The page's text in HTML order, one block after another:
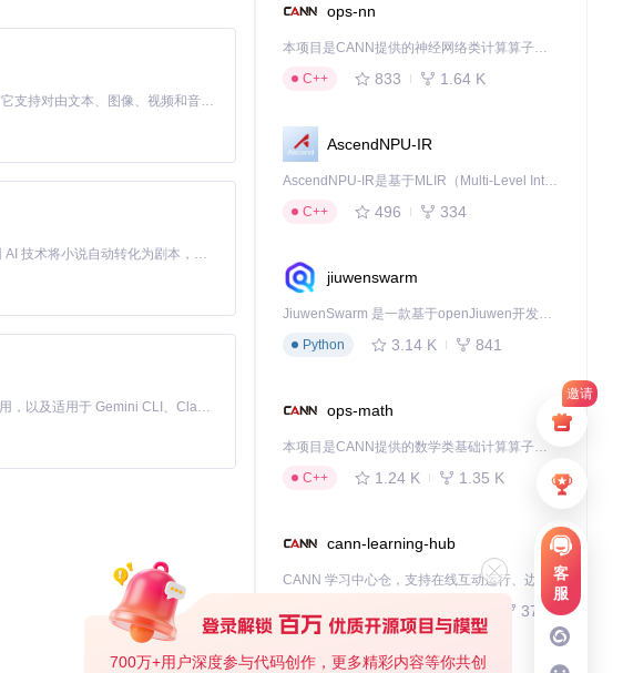
邀请
客
服
700万+用户深度参与代码创作，更多精彩内容等你共创
MiniMax H3 是一个通用的全模态生成系统。它支持对由文本、图像、视频和音频组成的多模态上下文进行统一理解，并能生成分辨率高达 2K、时长可达 15 秒的带原生立体声音频的视频。得益于面向任务泛化的系统设计，H3 在预训练阶段就已具备广泛的多模态上下文理解与生成能力，能够出色地执行复杂的多模态指令。
Toonflow 是一款 AI 短剧漫剧工具，能够利用 AI 技术将小说自动转化为剧本，并结合 AI 生成的图片和视频，实现高效的短剧创作。借助 Toonflow，可以轻松完成从文字到影像的全流程，让短剧制作变得更加智能与便捷。
免费、本地、开源的 24/7 全天候 Cowork 应用，以及适用于 Gemini CLI、Claude Code、Codex、OpenCode、Qwen Code、Goose CLI、Auggie 等的 OpenClaw | 🌟 喜欢就点star吧
ops-nn
本项目是CANN提供的神经网络类计算算子库，实现网络在NPU上加速计算。
C++
833 1.64 K
AscendNPU-IR
AscendNPU-IR是基于MLIR（Multi-Level Intermediate Representation）构建的，面向昇腾亲和算子编译时使用的中间表示，提供昇腾完备表达能力，通过编译优化提升昇腾AI处理器计算效率，支持通过生态框架使能昇腾AI处理器与深度调优
C++
496 334
jiuwenswarm
JiuwenSwarm 是一款基于openJiuwen开发的智能AI Agent，它能够将大语言模型的强大能力，通过你日常使用的各类通讯应用，直接延伸至你的指尖。
Python
3.14 K 841
ops-math
本项目是CANN提供的数学类基础计算算子库，实现网络在NPU上加速计算。
C++
1.24 K 1.35 K
cann-learning-hub
Jupyter Notebook
372